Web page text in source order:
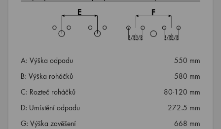
A: Výška odpadu
550 mm
B: Výška roháčků
580 mm
C: Rozteč roháčků
80-120 mm
D: Umístění odpadu
272.5 mm
G: Výška zavěšení
668 mm